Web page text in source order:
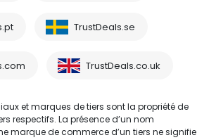
TrustDeals.se
TrustDeals.co.uk
et marques de tiers sont la propriété de
respectifs. La présence d’un nom
marque de commerce d’un tiers ne signifie